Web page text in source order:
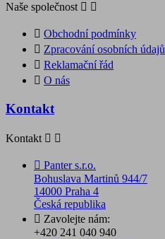
Naše společnost  
 Obchodní podmínky
 Zpracování osobních údajů
 Reklamační řád
 O nás
Kontakt
Kontakt  
 Panter s.r.o.
Bohuslava Martinů 944/7
14000 Praha 4
Česká republika
 Zavolejte nám:
+420 241 040 940